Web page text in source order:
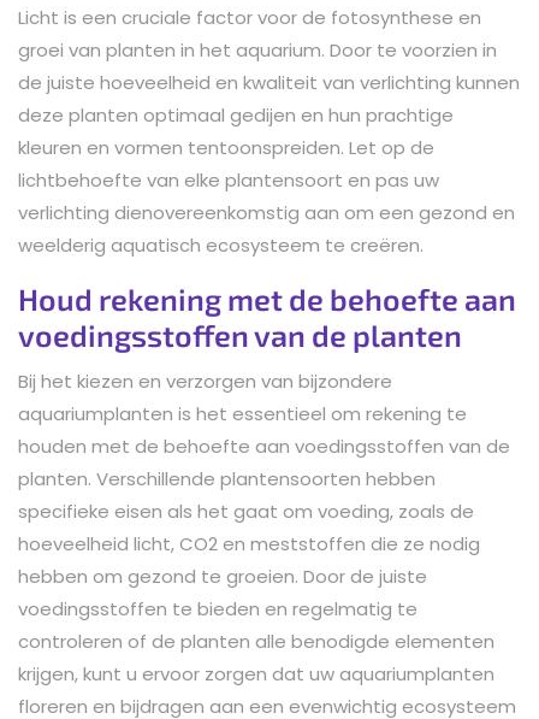
Licht is een cruciale factor voor de fotosynthese en
groei van planten in het aquarium. Door te voorzien in
de juiste hoeveelheid en kwaliteit van verlichting kunnen
deze planten optimaal gedijen en hun prachtige
kleuren en vormen tentoonspreiden. Let op de
lichtbehoefte van elke plantensoort en pas uw
verlichting dienovereenkomstig aan om een gezond en
weelderig aquatisch ecosysteem te creëren.
Houd rekening met de behoefte aan
voedingsstoffen van de planten
Bij het kiezen en verzorgen van bijzondere
aquariumplanten is het essentieel om rekening te
houden met de behoefte aan voedingsstoffen van de
planten. Verschillende plantensoorten hebben
specifieke eisen als het gaat om voeding, zoals de
hoeveelheid licht, CO2 en meststoffen die ze nodig
hebben om gezond te groeien. Door de juiste
voedingsstoffen te bieden en regelmatig te
controleren of de planten alle benodigde elementen
krijgen, kunt u ervoor zorgen dat uw aquariumplanten
floreren en bijdragen aan een evenwichtig ecosysteem